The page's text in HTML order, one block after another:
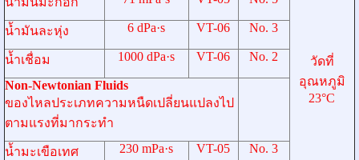
วัดที่
อุณหภูมิ
23°C
น้ำมันละหุ่ง 6 dPa·s VT-06 No. 3
น้ำเชื่อม 1000 dPa·s VT-06 No. 2
Non-Newtonian Fluids
ของไหลประเภทความหนืดเปลี่ยนแปลงไป
ตามแรงที่มากระทำ
น้ำมะเขือเทศ 230 mPa·s VT-05 No. 3